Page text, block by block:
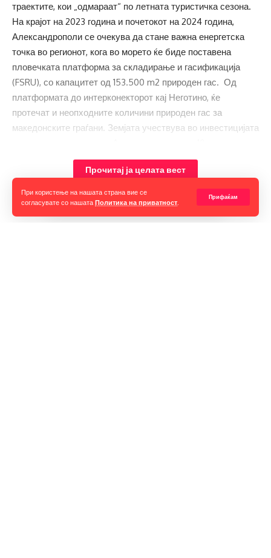
При користење на нашата страна вие се
согласувате со нашата Политика на приватност
Прифаќам
траектите, кои „одмараат“ по летната туристичка сезона.
На крајот на 2023 година и почетокот на 2024 година,
Александрополи се очекува да стане важна енергетска
точка во регионот, кога во морето ќе биде поставена
пловечката платформа за складирање и гасификација
(FSRU), со капацитет од 153.500 m2 природен гас. Од
платформата до интерконекторот кај Неготино, ќе
протечат и неопходните количини природен гас за
македонските граѓани. Земјата учествува во инвестицијата
кој е со вкупна вредност од 370 милиони евра, проект
поддржан од Европската унија. Без ова поврзување,
Северна Македонија останува целосно зависна од
рускиот гас.
Прочитај ја целата вест